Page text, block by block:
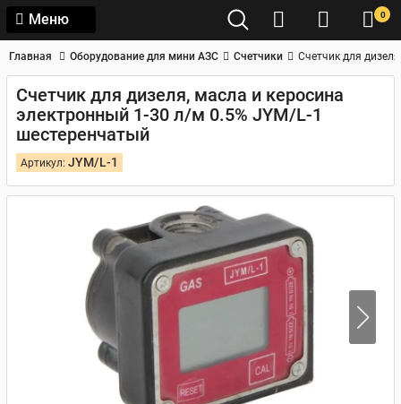
Меню 0
Главная Оборудование для мини АЗС Счетчики Счетчик для
Счетчик для дизеля, масла и керосина
электронный 1-30 л/м 0.5% JYM/L-1
шестеренчатый
Артикул: JYM/L-1